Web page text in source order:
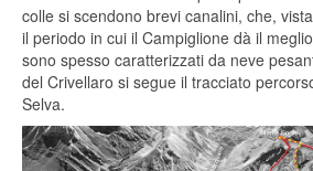
colle si scendono brevi canalini, che,
il periodo in cui il Campiglione dà il
sono spesso caratterizzati da neve
del Crivellaro si segue il tracciato
Selva.